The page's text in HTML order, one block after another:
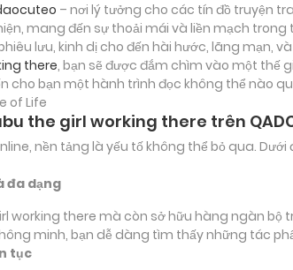
– nơi lý tưởng cho các tín đồ truyện
mang đến sự thoải mái và liền mạch
lưu, kinh dị cho đến hài hước, lãng mạn,
there, bạn sẽ được đắm chìm vào một thế
cho bạn một hành trình đọc không thể nào
of Life
the girl working there trên
nền tảng là yếu tố không thể bỏ qua.
đa dạng
working there mà còn sở hữu hàng ngàn bộ
minh, bạn dễ dàng tìm thấy những tác
tục